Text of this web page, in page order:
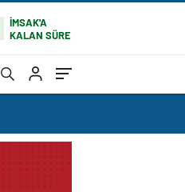
İMSAK'A
KALAN SÜRE